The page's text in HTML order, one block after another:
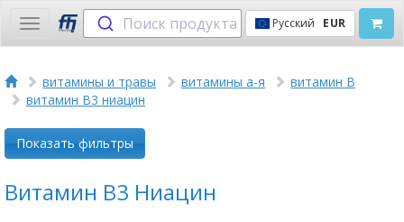
Toggle
navigation
Поиск продукта Русский EUR
витамины и травы витамины а-я
витамин B
витамин B3 ниацин
Показать фильтры
Витамин B3 Ниацин